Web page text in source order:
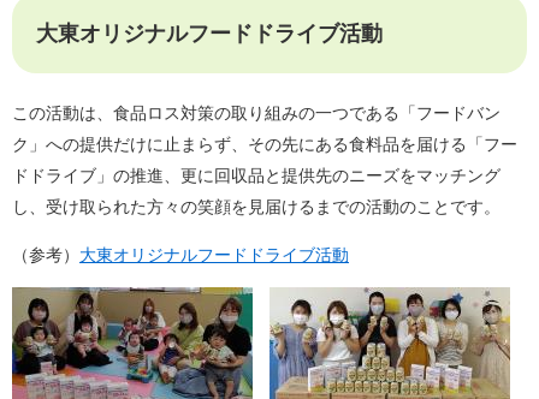
大東オリジナルフードドライブ活動
この活動は、食品ロス対策の取り組みの一つである「フードバン
ク」への提供だけに止まらず、その先にある食料品を届ける「フー
ドドライブ」の推進、更に回収品と提供先のニーズをマッチング
し、受け取られた方々の笑顔を見届けるまでの活動のことです。
（参考） 大東オリジナルフードドライブ活動